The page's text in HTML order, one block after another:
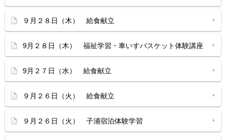
９月２８日（木） 給食献立
9月２８日（木） 福祉学習・車いすバスケット体験講座
9月２７日（水） 給食献立
９月２６日（火） 給食献立
９月２６日（火） 子浦宿泊体験学習